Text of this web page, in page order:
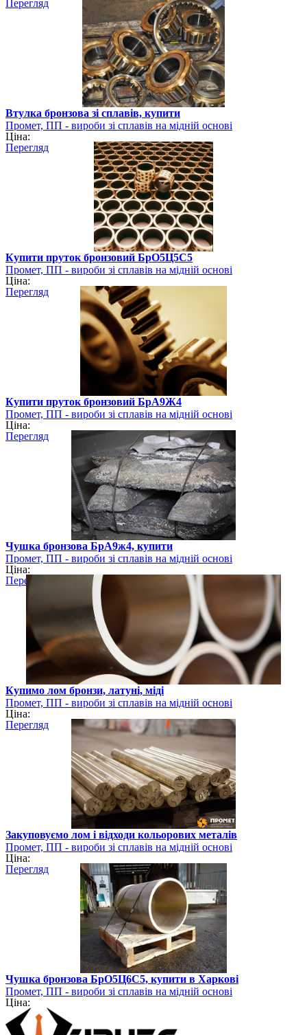
Перегляд
Втулка бронзова зі сплавів, купити
Промет, ПП - вироби зі сплавів на мідній основі
Ціна:
Перегляд
Купити пруток бронзовий БрО5Ц5С5
Промет, ПП - вироби зі сплавів на мідній основі
Ціна:
Перегляд
Купити пруток бронзовий БрА9Ж4
Промет, ПП - вироби зі сплавів на мідній основі
Ціна:
Перегляд
Чушка бронзова БрА9ж4, купити
Промет, ПП - вироби зі сплавів на мідній основі
Ціна:
Перегляд
Купимо лом бронзи, латуні, міді
Промет, ПП - вироби зі сплавів на мідній основі
Ціна:
Перегляд
Закуповуємо лом і відходи кольорових металів
Промет, ПП - вироби зі сплавів на мідній основі
Ціна:
Перегляд
Чушка бронзова БрО5Ц6С5, купити в Харкові
Промет, ПП - вироби зі сплавів на мідній основі
Ціна: